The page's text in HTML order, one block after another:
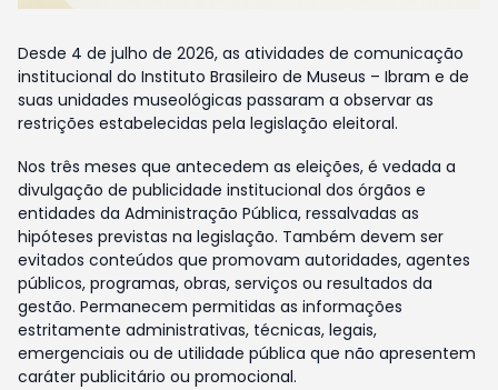
Desde 4 de julho de 2026, as atividades de comunicação
institucional do Instituto Brasileiro de Museus – Ibram e de
suas unidades museológicas passaram a observar as
restrições estabelecidas pela legislação eleitoral.
Nos três meses que antecedem as eleições, é vedada a
divulgação de publicidade institucional dos órgãos e
entidades da Administração Pública, ressalvadas as
hipóteses previstas na legislação. Também devem ser
evitados conteúdos que promovam autoridades, agentes
públicos, programas, obras, serviços ou resultados da
gestão. Permanecem permitidas as informações
estritamente administrativas, técnicas, legais,
emergenciais ou de utilidade pública que não apresentem
caráter publicitário ou promocional.